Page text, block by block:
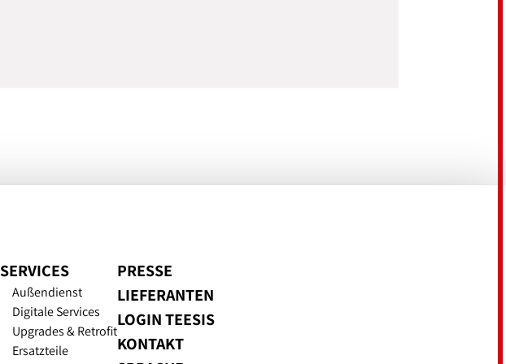
SERVICES
Außendienst
Digitale Services
Upgrades & Retrofit
Ersatzteile
PRESSE
LIEFERANTEN
LOGIN TEESIS
KONTAKT